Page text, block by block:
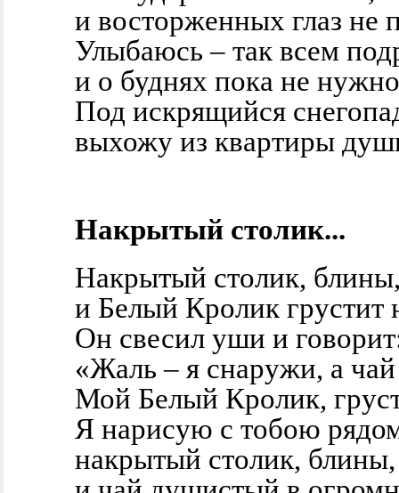
и восторженных глаз не
Улыбаюсь – так всем
и о буднях пока не
Под искрящийся
выхожу из квартиры
Накрытый столик...
Накрытый столик,
и Белый Кролик грустит
Он свесил уши и
«Жаль – я снаружи, а
Мой Белый Кролик,
Я нарисую с тобою
накрытый столик,